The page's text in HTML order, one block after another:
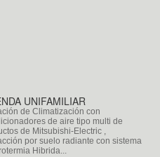
UNIFAMILIAR
de Climatización con
de aire tipo multi de
de Mitsubishi-Electric ,
por suelo radiante con sistema
Hibrida...